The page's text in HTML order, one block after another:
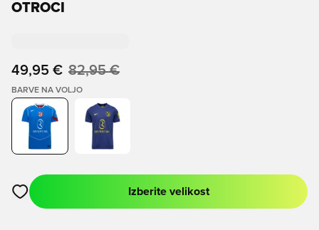
OTROCI
49,95 € 82,95 €
BARVE NA VOLJO
Odpre Modal za prijavo ali vpis kot član
Izberite velikost